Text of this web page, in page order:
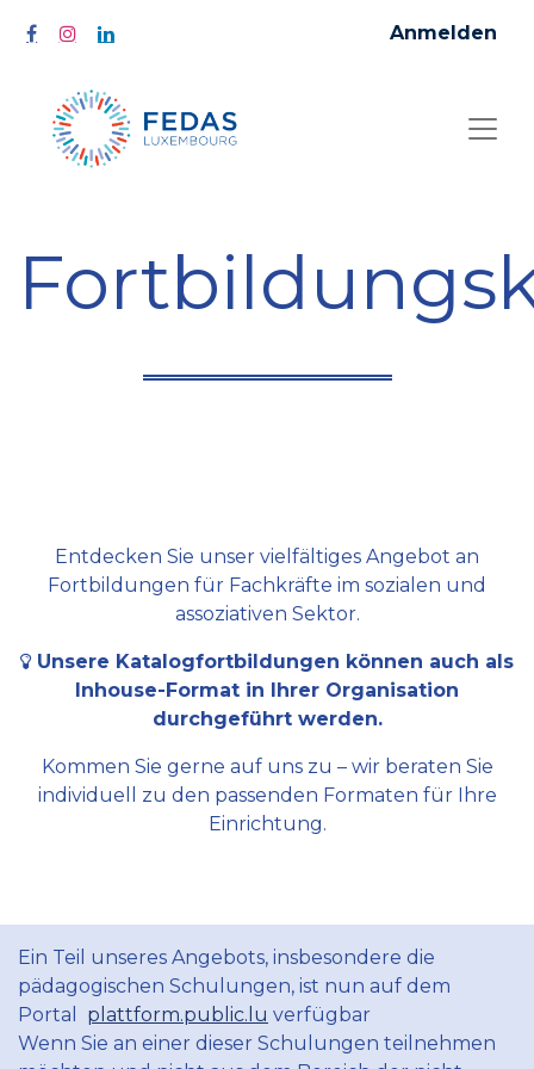
Anmelden
Entdecken Sie unser vielfältiges Angebot an
Fortbildungen für Fachkräfte im sozialen und
assoziativen Sektor.
Unsere Katalogfortbildungen können auch als
Inhouse-Format in Ihrer Organisation
durchgeführt werden.
Kommen Sie gerne auf uns zu – wir beraten Sie
individuell zu den passenden Formaten für Ihre
Einrichtung.
Ein Teil unseres Angebots, insbesondere die
pädagogischen Schulungen, ist nun auf dem
Portal plattform.public.lu verfügbar
Wenn Sie an einer dieser Schulungen teilnehmen